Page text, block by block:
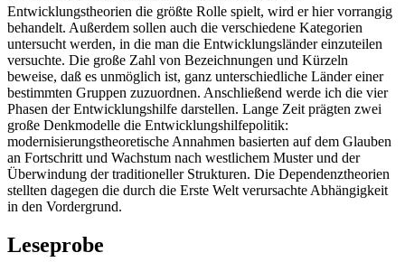
Entwicklungstheorien die größte Rolle spielt, wird er hier vorrangig
behandelt. Außerdem sollen auch die verschiedene Kategorien
untersucht werden, in die man die Entwicklungsländer einzuteilen
versuchte. Die große Zahl von Bezeichnungen und Kürzeln
beweise, daß es unmöglich ist, ganz unterschiedliche Länder einer
bestimmten Gruppen zuzuordnen. Anschließend werde ich die vier
Phasen der Entwicklungshilfe darstellen. Lange Zeit prägten zwei
große Denkmodelle die Entwicklungshilfepolitik:
modernisierungstheoretische Annahmen basierten auf dem Glauben
an Fortschritt und Wachstum nach westlichem Muster und der
Überwindung der traditioneller Strukturen. Die Dependenztheorien
stellten dagegen die durch die Erste Welt verursachte Abhängigkeit
in den Vordergrund.
Leseprobe